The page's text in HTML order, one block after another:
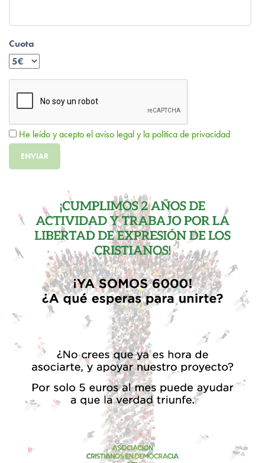
Cuota
He leído y acepto el aviso legal y la política de privacidad